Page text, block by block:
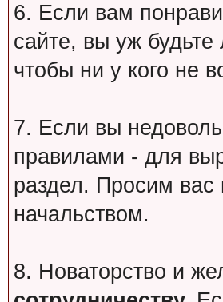
6. Если вам
сайте, вы уж
чтобы ни у кого не
7. Если вы
правилами - для
раздел. Просим вас
начальством.
8. Новаторство и